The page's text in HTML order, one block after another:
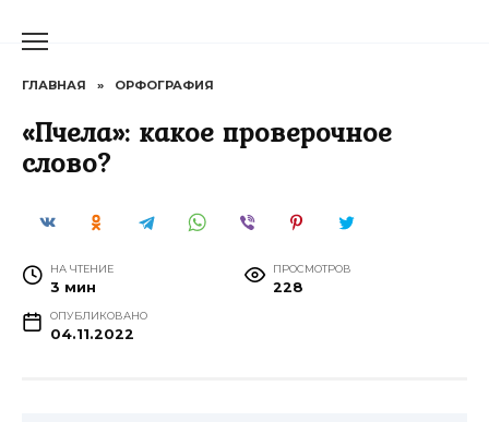
ГЛАВНАЯ » ОРФОГРАФИЯ
«Пчела»: какое проверочное
слово?
НА ЧТЕНИЕ
3 мин
ПРОСМОТРОВ
228
ОПУБЛИКОВАНО
04.11.2022